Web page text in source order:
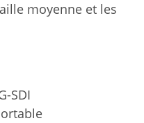
moyenne et les
SDI